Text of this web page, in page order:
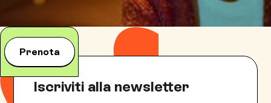
Prenota
Iscriviti alla newsletter